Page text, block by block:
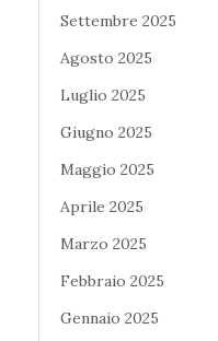
Settembre 2025
Agosto 2025
Luglio 2025
Giugno 2025
Maggio 2025
Aprile 2025
Marzo 2025
Febbraio 2025
Gennaio 2025